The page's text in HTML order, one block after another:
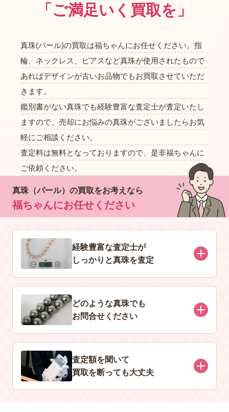
「ご満足いく買取を」
真珠(パール)の買取は福ちゃんにお任せください。指
輪、ネックレス、ピアスなど真珠が使用されたもので
あればデザインが古いお品物でもお買取させていただ
きます。
鑑別書がない真珠でも経験豊富な査定士が査定いたし
ますので、売却にお悩みの真珠がございましたらお気
軽にご相談ください。
査定料は無料となっておりますので、是非福ちゃんに
ご依頼ください。
真珠（パール）の買取をお考えなら
福ちゃんにお任せください
経験豊富な査定士が
しっかりと真珠を査定
どのような真珠でも
お問合せください
査定額を聞いて
買取を断っても大丈夫